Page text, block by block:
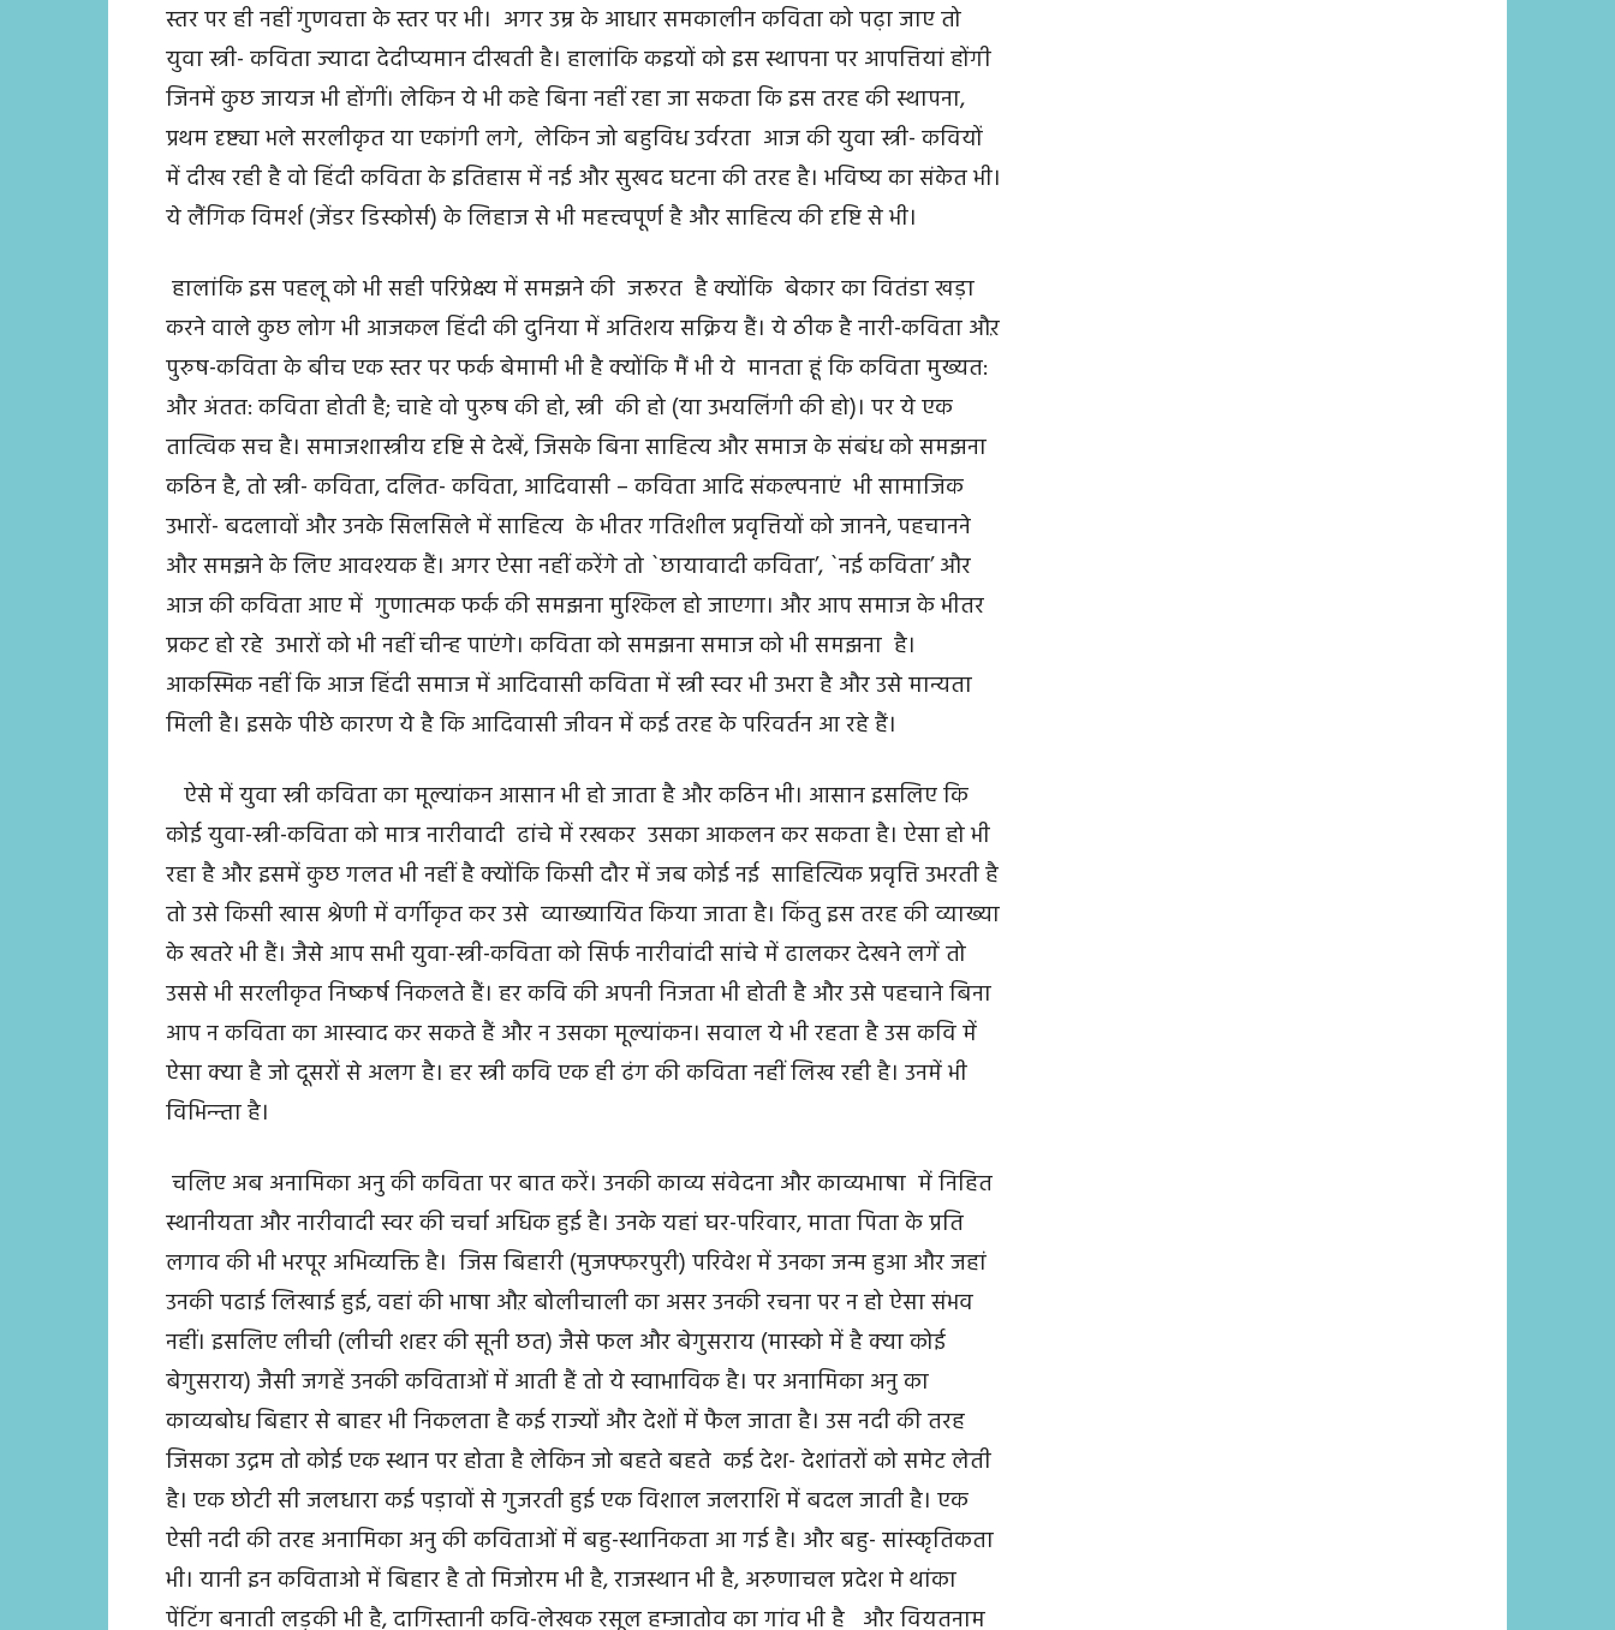
स्तर पर ही नहीं गुणवत्ता के स्तर पर भी। अगर उम्र के आधार समकालीन कविता को पढ़ा जाए तो
युवा स्त्री- कविता ज्यादा देदीप्यमान दीखती है। हालांकि कइयों को इस स्थापना पर आपत्तियां होंगी
जिनमें कुछ जायज भी होंगीं। लेकिन ये भी कहे बिना नहीं रहा जा सकता कि इस तरह की स्थापना,
प्रथम दृष्ट्या भले सरलीकृत या एकांगी लगे, लेकिन जो बहुविध उर्वरता आज की युवा स्त्री- कवियों
में दीख रही है वो हिंदी कविता के इतिहास में नई और सुखद घटना की तरह है। भविष्य का संकेत भी।
ये लैंगिक विमर्श (जेंडर डिस्कोर्स) के लिहाज से भी महत्त्वपूर्ण है और साहित्य की दृष्टि से भी।
हालांकि इस पहलू को भी सही परिप्रेक्ष्य में समझने की जरूरत है क्योंकि बेकार का वितंडा खड़ा
करने वाले कुछ लोग भी आजकल हिंदी की दुनिया में अतिशय सक्रिय हैं। ये ठीक है नारी-कविता औऱ
पुरुष-कविता के बीच एक स्तर पर फर्क बेमामी भी है क्योंकि मैं भी ये मानता हूं कि कविता मुख्यत:
और अंतत: कविता होती है; चाहे वो पुरुष की हो, स्त्री की हो (या उभयलिंगी की हो)। पर ये एक
तात्विक सच है। समाजशास्त्रीय दृष्टि से देखें, जिसके बिना साहित्य और समाज के संबंध को समझना
कठिन है, तो स्त्री- कविता, दलित- कविता, आदिवासी – कविता आदि संकल्पनाएं भी सामाजिक
उभारों- बदलावों और उनके सिलसिले में साहित्य के भीतर गतिशील प्रवृत्तियों को जानने, पहचानने
और समझने के लिए आवश्यक हैं। अगर ऐसा नहीं करेंगे तो `छायावादी कविता’, `नई कविता’ और
आज की कविता आए में गुणात्मक फर्क की समझना मुश्किल हो जाएगा। और आप समाज के भीतर
प्रकट हो रहे उभारों को भी नहीं चीन्ह पाएंगे। कविता को समझना समाज को भी समझना है।
आकस्मिक नहीं कि आज हिंदी समाज में आदिवासी कविता में स्त्री स्वर भी उभरा है और उसे मान्यता
मिली है। इसके पीछे कारण ये है कि आदिवासी जीवन में कई तरह के परिवर्तन आ रहे हैं।
ऐसे में युवा स्त्री कविता का मूल्यांकन आसान भी हो जाता है और कठिन भी। आसान इसलिए कि
कोई युवा-स्त्री-कविता को मात्र नारीवादी ढांचे में रखकर उसका आकलन कर सकता है। ऐसा हो भी
रहा है और इसमें कुछ गलत भी नहीं है क्योंकि किसी दौर में जब कोई नई साहित्यिक प्रवृत्ति उभरती है
तो उसे किसी खास श्रेणी में वर्गीकृत कर उसे व्याख्यायित किया जाता है। किंतु इस तरह की व्याख्या
के खतरे भी हैं। जैसे आप सभी युवा-स्त्री-कविता को सिर्फ नारीवांदी सांचे में ढालकर देखने लगें तो
उससे भी सरलीकृत निष्कर्ष निकलते हैं। हर कवि की अपनी निजता भी होती है और उसे पहचाने बिना
आप न कविता का आस्वाद कर सकते हैं और न उसका मूल्यांकन। सवाल ये भी रहता है उस कवि में
ऐसा क्या है जो दूसरों से अलग है। हर स्त्री कवि एक ही ढंग की कविता नहीं लिख रही है। उनमें भी
विभिन्न्ता है।
चलिए अब अनामिका अनु की कविता पर बात करें। उनकी काव्य संवेदना और काव्यभाषा में निहित
स्थानीयता और नारीवादी स्वर की चर्चा अधिक हुई है। उनके यहां घर-परिवार, माता पिता के प्रति
लगाव की भी भरपूर अभिव्यक्ति है। जिस बिहारी (मुजफ्फरपुरी) परिवेश में उनका जन्म हुआ और जहां
उनकी पढाई लिखाई हुई, वहां की भाषा औऱ बोलीचाली का असर उनकी रचना पर न हो ऐसा संभव
नहीं। इसलिए लीची (लीची शहर की सूनी छत) जैसे फल और बेगुसराय (मास्को में है क्या कोई
बेगुसराय) जैसी जगहें उनकी कविताओं में आती हैं तो ये स्वाभाविक है। पर अनामिका अनु का
काव्यबोध बिहार से बाहर भी निकलता है कई राज्यों और देशों में फैल जाता है। उस नदी की तरह
जिसका उद्गम तो कोई एक स्थान पर होता है लेकिन जो बहते बहते कई देश- देशांतरों को समेट लेती
है। एक छोटी सी जलधारा कई पड़ावों से गुजरती हुई एक विशाल जलराशि में बदल जाती है। एक
ऐसी नदी की तरह अनामिका अनु की कविताओं में बहु-स्थानिकता आ गई है। और बहु- सांस्कृतिकता
भी। यानी इन कविताओ में बिहार है तो मिजोरम भी है, राजस्थान भी है, अरुणाचल प्रदेश मे थांका
पेंटिंग बनाती लड़की भी है, दागिस्तानी कवि-लेखक रसूल हम्जातोव का गांव भी है और वियतनाम